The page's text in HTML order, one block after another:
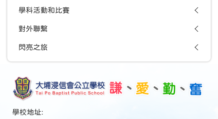
學科活動和比賽
對外聯繫
閃亮之旅
學校地址: